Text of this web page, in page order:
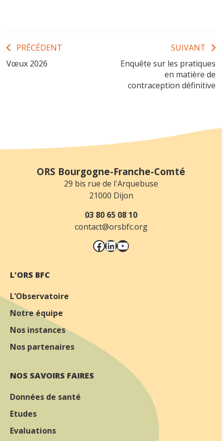
Navigation
de
PRÉCÉDENT
Vœux 2026
SUIVANT
Enquête sur les pratiques
en matière de
contraception définitive
ORS Bourgogne-Franche-Comté
29 bis rue de l'Arquebuse
21000 Dijon
03 80 65 08 10
contact@orsbfc.org
Facebook
LinkedIn
YouTube
L'ORS BFC
L’Observatoire
Notre équipe
Nos instances
Nos partenaires
NOS SAVOIRS FAIRES
Données de santé
Etudes
Evaluations